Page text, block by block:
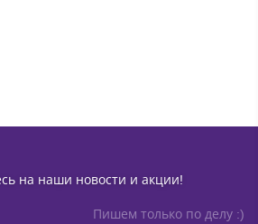
на наши новости и акции!
Пишем только по делу :)